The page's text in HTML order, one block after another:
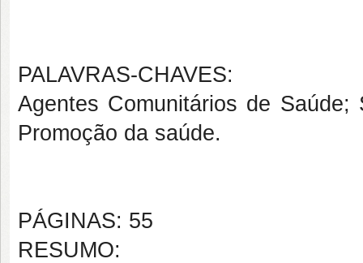
PALAVRAS-CHAVES:
Agentes Comunitários de
Promoção da saúde.
PÁGINAS: 55
RESUMO: